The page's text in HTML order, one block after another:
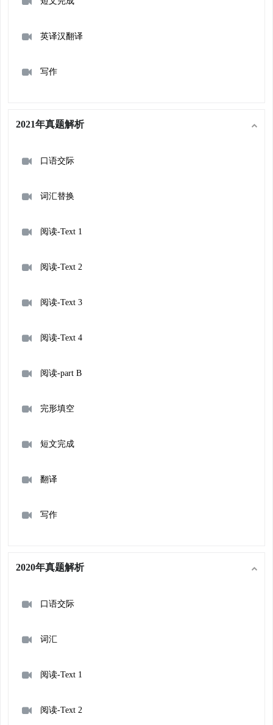
英译汉翻译
写作
2021年真题解析
口语交际
词汇替换
阅读-Text 1
阅读-Text 2
阅读-Text 3
阅读-Text 4
阅读-part B
完形填空
短文完成
翻译
写作
2020年真题解析
口语交际
词汇
阅读-Text 1
阅读-Text 2